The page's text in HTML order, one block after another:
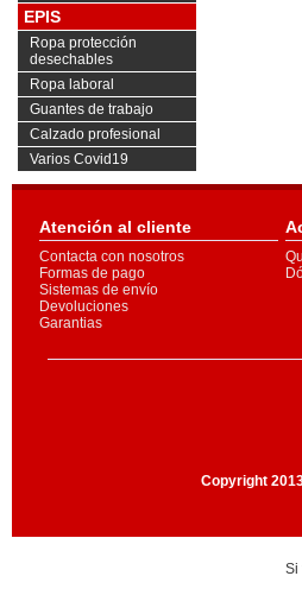
EPIS
Ropa protección
desechables
Ropa laboral
Guantes de trabajo
Calzado profesional
Varios Covid19
Atención al cliente
Contacta con nosotros
Formas de pago
Sistemas de envío
Devoluciones
Garantias
Copyright
Si